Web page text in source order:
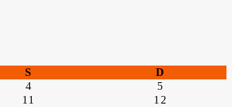
S D
4
5
11
12